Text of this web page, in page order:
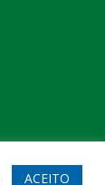
ACEITO